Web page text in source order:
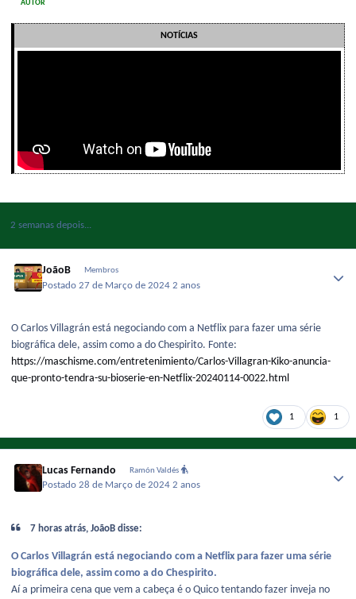
AUTOR
NOTÍCIAS
2 semanas depois...
JoãoB Membros
Postado27 de Março de 20242 anos
O Carlos Villagrán está negociando com a Netflix para fazer uma série
biográfica dele, assim como a do Chespirito. Fonte:
https://maschisme.com/entretenimiento/Carlos-Villagran-Kiko-anuncia-
que-pronto-tendra-su-bioserie-en-Netflix-20240114-0022.html
1 1
Lucas Fernando Ramón Valdés
Postado28 de Março de 20242 anos
7 horas atrás, JoãoB disse:
O Carlos Villagrán está negociando com a Netflix para fazer uma série
biográfica dele, assim como a do Chespirito.
Aí a primeira cena que vem a cabeça é o Quico tentando fazer inveja no